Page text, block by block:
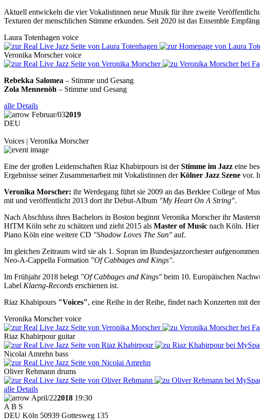
Aktuell entwickeln die vier Vokalistinnen neue Musik für ihre zweite
Texturen der menschlichen Stimme erkunden. Seit 2020 ist das Ensemble
Laura Totenhagen voice
Veronika Morscher voice
Rebekka Salomea – Stimme und Gesang
Zola Mennenöh – Stimme und Gesang
alle Details
Februar/032019
DEU
Voices | Veronika Morscher
Eine der großen Leidenschaften Riaz Khabirpours ist derStimme im Jazz eine
Ergebnisse seiner Zusammenarbeit mit Vokalistinnen derKölner Jazz Szene vor.
Veronika Morscher: ihr Werdegang führt sie 2009 an das Berklee College of
mit und veröffentlicht 2013 dort ihr Debut-Album "My Heart On A String".
Nach Abschluss ihres Bachelors in Boston beginnt Veronika Morscher ihr
HfTM Köln sehr zu schätzen und zieht 2015 als Master of Music nach Köln. Hier
Piano Köln eine weitere CD "Shadow Loves The Sun" auf.
Im gleichen Zeitraum wird sie als 1. Sopran im Bundesjazzorchester
Neo-A-Cappella Formation "Of Cabbages and Kings".
Im Frühjahr 2018 belegt "Of Cabbages and Kings" beim 10. Europäischen
Label Klaeng-Records erschienen ist.
Riaz Khabipours "Voices", eine Reihe in der Reihe, findet nach Konzerten mit
Veronika Morscher voice
Riaz Khabirpour guitar
Nicolai Amrehn bass
Oliver Rehmann drums
alle Details
April/222018 19:30
A B S
DEU Köln 50939 Gottesweg 135